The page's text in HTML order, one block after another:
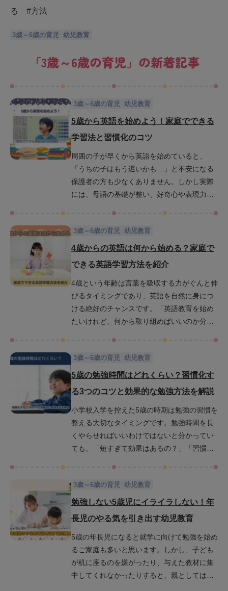
る #方法
3歳～6歳の育児 幼児教育
「3歳～6歳の育児」の新着記事
3歳～6歳の育児 幼児教育
5歳から英語を始めよう！家庭でできる
学習法と習慣化のコツ
周囲の子が早くから英語を始めていると、
「うちの子はもう遅いかも…」と不安になる
保護者の方も少なくありません。しかし実際
には、母語の基礎が整い、好奇心や表現力が
英語学習のメリットや注意点を紹介しながら5
歳から英語学習を始めるのが遅くない理由を
解説します。さらに、英語を生活の一部とし
て楽しく取り入れるための方法や習慣化のコ
ツについて紹介しているので、ぜひご家庭で
活用してみてください。
3歳～6歳の育児 幼児教育
4歳からの英語は何から始める？家庭で
できる英語学習方法を紹介
4歳という年齢は言葉を吸収する力がぐんと伸
びるタイミングであり、英語を自然に身につ
ける絶好のチャンスです。「英語教育を始め
たいけれど、何から取り組めばいいのか分か
ゃるかもしれません。この記事では、4歳児の
発達段階に合わせた英語学習の始め方や無理
なく家庭でできるリスニング・スピーキング
の習得法、英語フレーズの語りかけやかけ流
しのコツなどを詳しくご紹介します。英語学
習が親子の「楽しい時間」となるアイデアを
紹介するので、ぜひ最後までご覧ください。
3歳～6歳の育児 幼児教育
5歳の勉強時間はどれくらい？習慣化す
る3つのコツと効果的な勉強方法を解説
小学校入学を控えた5歳の時期は勉強の習慣を
整える大切なタイミングです。勉強時間を長
くやらせればいいわけではないと分かってい
ても、「短すぎて効果はあるの？」「習慣は
に適した勉強時間の目安や集中時間、習慣化
のコツ、さらに楽しみながら学べる工夫を紹
介します。毎日の小さな積み重ねが子どもの
未来の学びの基盤を着実につくっていきま
す。
3歳～6歳の育児 幼児教育
勉強しない5歳児にイライラしない！年
長児のやる気を引き出す幼児教育
5歳の年長児になると就学に向けて勉強を始め
るご家庭も多いと思います。しかし、子ども
が机に座るのを嫌がったり、与えた教材に集
中してくれなかったりすると、親としては